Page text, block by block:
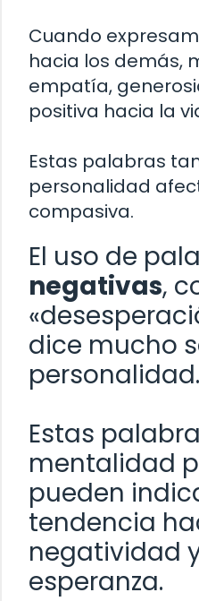
Cuando
hacia los demás,
empatía,
positiva hacia la
Estas palabras
personalidad
compasiva.
El uso de
negativas,
dice mucho
personalidad.
Estas
mentalidad
pueden
tendencia
negatividad
esperanza.